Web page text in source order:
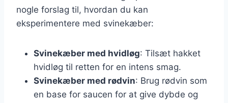
nogle forslag til, hvordan du kan
eksperimentere med svinekæber:
Svinekæber med hvidløg: Tilsæt hakket
hvidløg til retten for en intens smag.
Svinekæber med rødvin: Brug rødvin som
en base for saucen for at give dybde og